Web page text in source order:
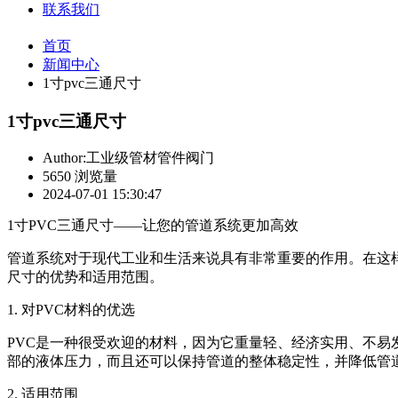
联系我们
首页
新闻中心
1寸pvc三通尺寸
1寸pvc三通尺寸
Author:工业级管材管件阀门
5650 浏览量
2024-07-01 15:30:47
1寸PVC三通尺寸——让您的管道系统更加高效
管道系统对于现代工业和生活来说具有非常重要的作用。在
尺寸的优势和适用范围。
1. 对PVC材料的优选
PVC是一种很受欢迎的材料，因为它重量轻、经济实用、不
部的液体压力，而且还可以保持管道的整体稳定性，并降低管
2. 适用范围